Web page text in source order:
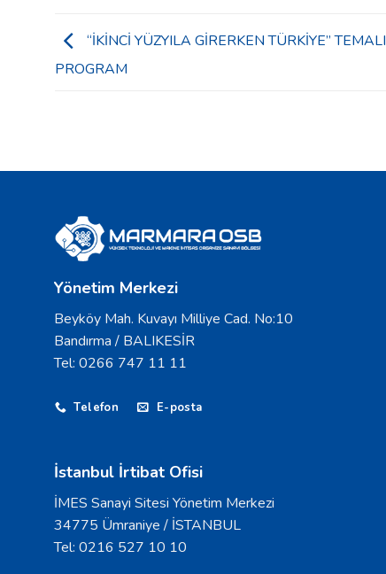
“İKİNCİ YÜZYILA GİRERKEN TÜRKİYE” TEMALI
PROGRAM
Yönetim Merkezi
Beyköy Mah. Kuvayı Milliye Cad. No:10
Bandırma / BALIKESİR
Tel: 0266 747 11 11
Telefon E-posta
İstanbul İrtibat Ofisi
İMES Sanayi Sitesi Yönetim Merkezi
34775 Ümraniye / İSTANBUL
Tel: 0216 527 10 10